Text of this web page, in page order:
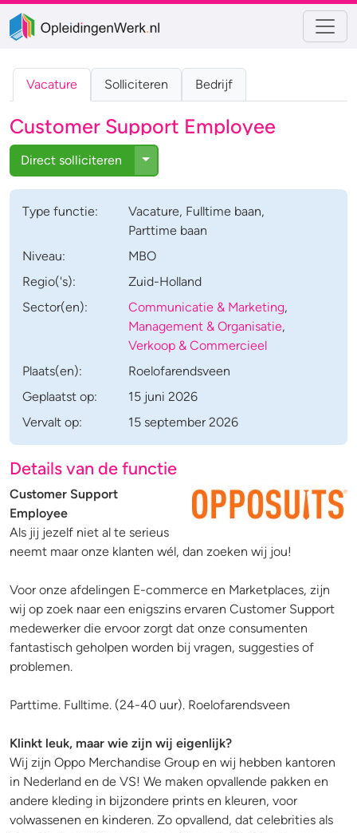
Vacature Solliciteren Bedrijf
Customer Support Employee
Direct solliciteren Toggle Dropdown
Type functie: Vacature, Fulltime baan,
Parttime baan
Niveau:
MBO
Regio('s):
Zuid-Holland
Sector(en):
Communicatie & Marketing,
Management & Organisatie,
Verkoop & Commercieel
Plaats(en):
Roelofarendsveen
Geplaatst op:
15 juni 2026
Vervalt op:
15 september 2026
Details van de functie
Customer Support
Employee
Als jij jezelf niet al te serieus
neemt maar onze klanten wél, dan zoeken wij jou!
Voor onze afdelingen E-commerce en Marketplaces, zijn
wij op zoek naar een enigszins ervaren Customer Support
medewerker die ervoor zorgt dat onze consumenten
fantastisch geholpen worden bij vragen, suggesties of
problemen.
Parttime. Fulltime. (24-40 uur). Roelofarendsveen
Klinkt leuk, maar wie zijn wij eigenlijk?
Wij zijn Oppo Merchandise Group en wij hebben kantoren
in Nederland en de VS! We maken opvallende pakken en
andere kleding in bijzondere prints en kleuren, voor
volwassenen en kinderen. Zo opvallend, dat celebrities als